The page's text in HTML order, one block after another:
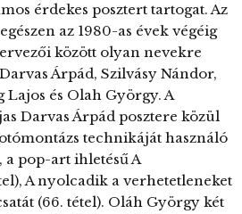
érdekes posztert tartogat. Az
az 1980-as évek végéig
között olyan nevekre
Árpád, Szilvásy Nándor,
és Olah György. A
Darvas Árpád posztere közül
technikáját használó
a pop-art ihletésű A
A nyolcadik a verhetetleneket
(66. tétel). Oláh György két